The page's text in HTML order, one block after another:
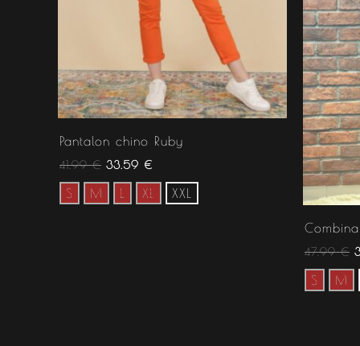
Pantalon chino Ruby
41.99€ 33.59 €
S M L XL XXL
47.99€
S M